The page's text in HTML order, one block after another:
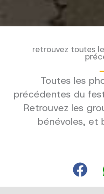
retrouvez toutes
Toutes les
précédentes du
Retrouvez les
bénévoles, et